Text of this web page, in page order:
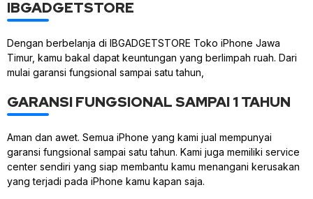
IBGADGETSTORE
Dengan berbelanja di IBGADGETSTORE Toko iPhone Jawa
Timur, kamu bakal dapat keuntungan yang berlimpah ruah. Dari
mulai garansi fungsional sampai satu tahun,
GARANSI FUNGSIONAL SAMPAI 1 TAHUN
Aman dan awet. Semua iPhone yang kami jual mempunyai
garansi fungsional sampai satu tahun. Kami juga memiliki service
center sendiri yang siap membantu kamu menangani kerusakan
yang terjadi pada iPhone kamu kapan saja.